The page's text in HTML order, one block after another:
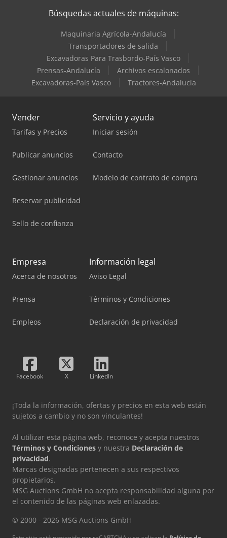
Búsquedas actuales de máquinas:
Maquinaria Agrícola-Andalucía
Transportadores de salida
Excavadoras Para Trasbordo-País Vasco
Prensas-Andalucía
Archivos escalonados
Excavadoras-País Vasco
Tractores-Andalucía
Vender
Tarifas y Precios
Publicar anuncios
Gestionar anuncios
Reservar publicidad
Sello de confianza
Servicio y ayuda
Iniciar sesión
Contacto
Modelo de contrato de compra
Empresa
Acerca de nosotros
Prensa
Empleos
Información legal
Aviso Legal
Términos y Condiciones
Declaración de privacidad
Facebook X LinkedIn
¡Toda la información, ofertas y precios en esta web están
sujetos a cambio y no son vinculantes!
Al utilizar esta página web, reconoce y acepta nuestros
Términos y Condiciones y nuestra Declaración de
privacidad.
Marcas designadas pertenecen a sus respectivos
propietarios.
MSG Auctions GmbH no acepta responsabilidad alguna por
el contenido de las páginas web enlazadas.
© 2000 - 2026 MSG Auctions GmbH